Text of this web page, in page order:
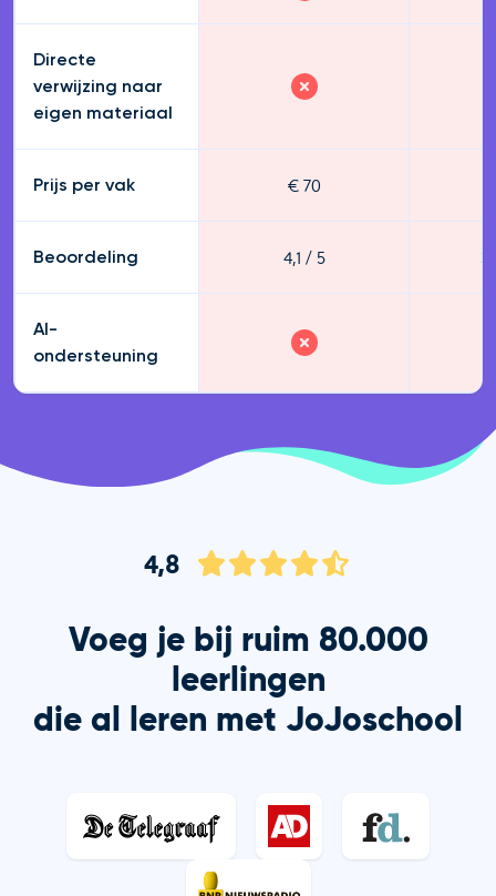
Directe
verwijzing naar
eigen materiaal
Prijs per vak € 70
Beoordeling 4,1 / 5
AI-
ondersteuning
4,8
Voeg je bij ruim 80.000
leerlingen
die al leren met JoJoschool